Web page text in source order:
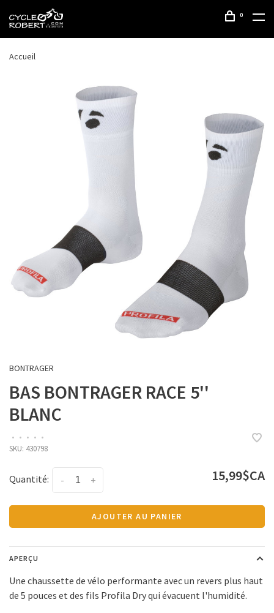
0
Accueil
BONTRAGER
BAS BONTRAGER RACE 5''
BLANC
• • • • •
SKU: 430798
Quantité: +
- 15,99$CA
AJOUTER AU PANIER
APERÇU
Une chaussette de vélo performante avec un revers plus haut
de 5 pouces et des fils Profila Dry qui évacuent l'humidité.